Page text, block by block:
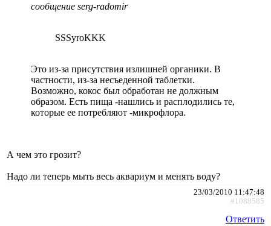
сообщение serg-radomir
SSSyroKKK
Это из-за присутствия излишней органики. В
частности, из-за несъеденной таблетки.
Возможно, кокос был обработан не должным
образом. Есть пища -нашлись и расплодились те,
которые ее потребляют -микрофлора.
А чем это грозит?
Надо ли теперь мыть весь аквариум и менять воду?
23/03/2010 11:47:48
#1088585
Ответить